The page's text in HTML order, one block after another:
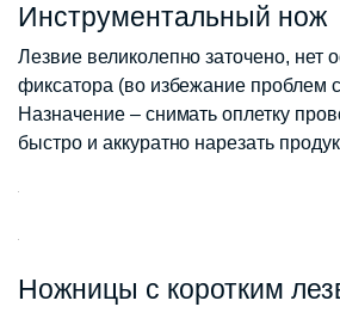
Инструментальный нож
Лезвие великолепно заточено, нет
фиксатора (во избежание проблем
Назначение – снимать оплетку
быстро и аккуратно нарезать
Ножницы с коротким